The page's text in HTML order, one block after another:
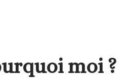
moi ?